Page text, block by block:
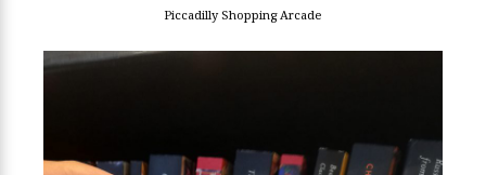
Piccadilly Shopping Arcade